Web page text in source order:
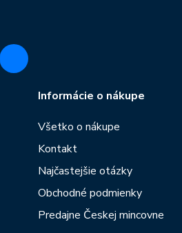
Informácie o nákupe
Všetko o nákupe
Kontakt
Najčastejšie otázky
Obchodné podmienky
Predajne Českej mincovne